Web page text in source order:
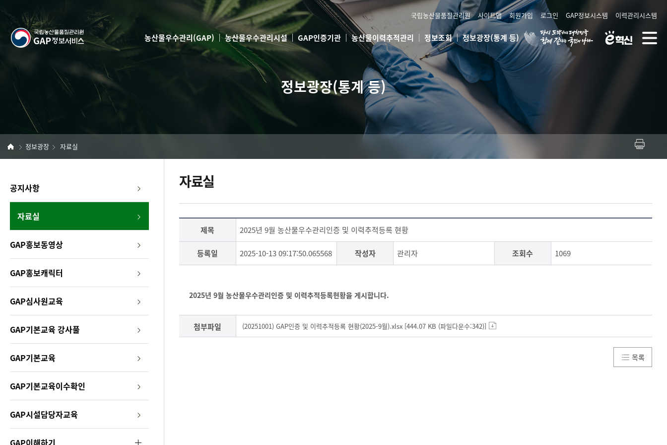
국립농산물품질관리원 사이트맵 회원가입 로그인 GAP정보시스템 이력관리시스템
국
산
품
질
관
리
원
GAP
정
보
서
비
스
상
단
농산물우수관리(GAP) 농산물우수관리시설 GAP인증기관 농산물이력추적관리 정보조회 정보광장(통계 등) 대
한
민
국
정
부
누
집
혁
신
전
체
정보광장(통계 등)
측
뉴
공지사항
자료실
GAP홍보동영상
GAP홍보캐릭터
GAP심사원교육
GAP기본교육 강사풀
GAP기본교육
GAP기본교육이수확인
GAP시설담당자교육
GAP이해하기
정보광장 자료실
자료실
제목 2025년 9월 농산물우수관리인증 및 이력추적등록 현황
등록일 2025-10-13 09:17:50.065568 작성자 관리자 조회수 1069
2025년 9월 농산물우수관리인증 및 이력추적등록현황을 게시합니다.
첨부파일 (20251001) GAP인증 및 이력추적등록 현황(2025-9월).xlsx [444.07 KB (파일다운수:342)]
목록